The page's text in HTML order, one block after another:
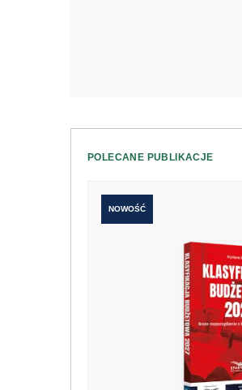
POLECANE PUBLIKACJE
NOWOŚĆ